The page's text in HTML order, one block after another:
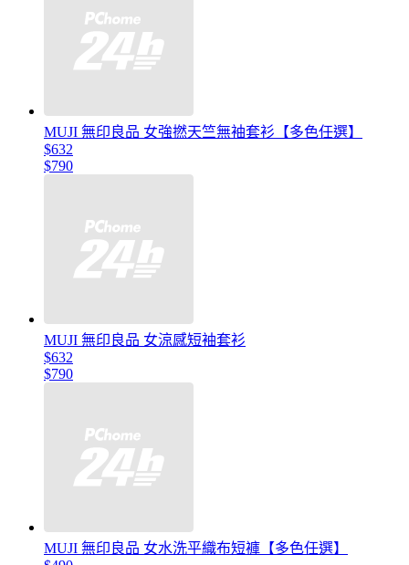
MUJI 無印良品 女強撚天竺無袖套衫【多色任選】
$632
$790
MUJI 無印良品 女涼感短袖套衫
$632
$790
MUJI 無印良品 女水洗平織布短褲【多色任選】